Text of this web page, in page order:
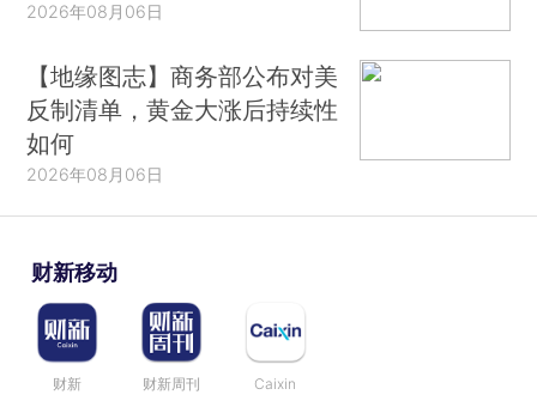
2026年08月06日
【地缘图志】商务部公布对美
反制清单，黄金大涨后持续性
如何
2026年08月06日
财新移动
财新 财新周刊 Caixin